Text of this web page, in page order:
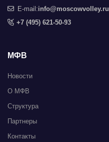
E-mail:info@moscowvolley.ru
+7 (495) 621-50-93
МФВ
Новости
О МФВ
Структура
Партнеры
Контакты